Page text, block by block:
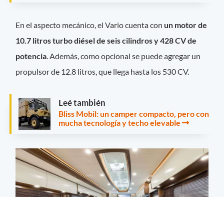
En el aspecto mecánico, el Vario cuenta con un motor de
10.7 litros turbo diésel de seis cilindros y 428 CV de
potencia . Además, como opcional se puede agregar un
propulsor de 12.8 litros, que llega hasta los 530 CV.
Leé también
Bliss Mobil: un camper compacto, pero con
mucha tecnología y techo elevable